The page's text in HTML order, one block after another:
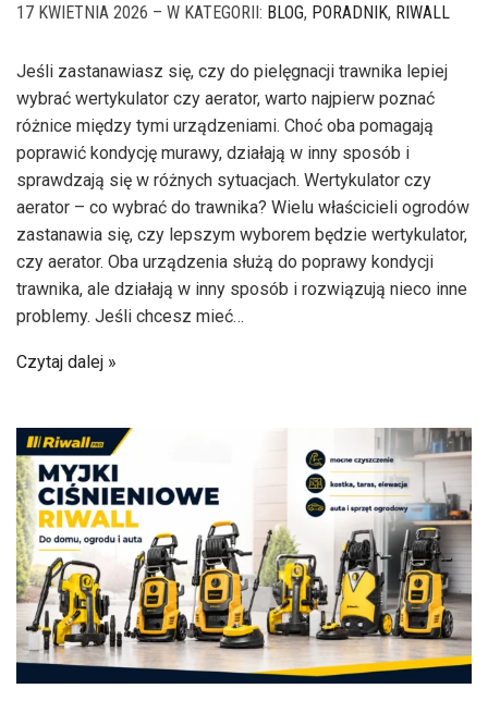
17 KWIETNIA 2026 – W KATEGORII: BLOG, PORADNIK, RIWALL
Jeśli zastanawiasz się, czy do pielęgnacji trawnika lepiej
wybrać wertykulator czy aerator, warto najpierw poznać
różnice między tymi urządzeniami. Choć oba pomagają
poprawić kondycję murawy, działają w inny sposób i
sprawdzają się w różnych sytuacjach. Wertykulator czy
aerator – co wybrać do trawnika? Wielu właścicieli ogrodów
zastanawia się, czy lepszym wyborem będzie wertykulator,
czy aerator. Oba urządzenia służą do poprawy kondycji
trawnika, ale działają w inny sposób i rozwiązują nieco inne
problemy. Jeśli chcesz mieć…
Czytaj dalej